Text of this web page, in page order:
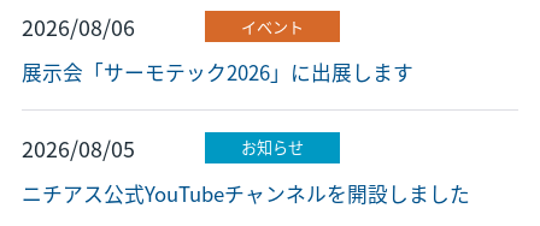
2026/08/06 イベント
展示会「サーモテック2026」に出展します
2026/08/05 お知らせ
ニチアス公式YouTubeチャンネルを開設しました